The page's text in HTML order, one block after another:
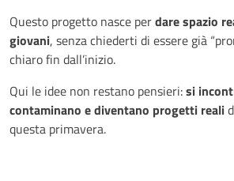
Questo progetto nasce perdare spazio
giovani, senza chiederti di essere già
chiaro fin dall’inizio.
Qui le idee non restano pensieri:si
contaminano e diventano progetti reali
questa primavera.